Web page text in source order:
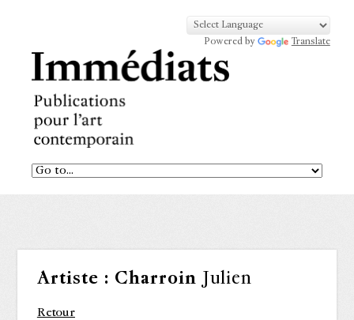
Powered by Translate
Artiste : Charroin Julien
Retour